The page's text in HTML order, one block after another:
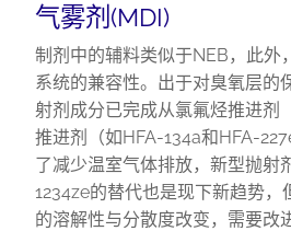
气雾剂(MDI)
制剂中的辅料类似于NEB，此外
系统的兼容性。出于对臭氧层的
射剂成分已完成从氯氟烃推进剂
推进剂（如HFA-134a和HFA-
了减少温室气体排放，新型抛射
1234ze的替代也是现下新趋势，
的溶解性与分散度改变，需要改